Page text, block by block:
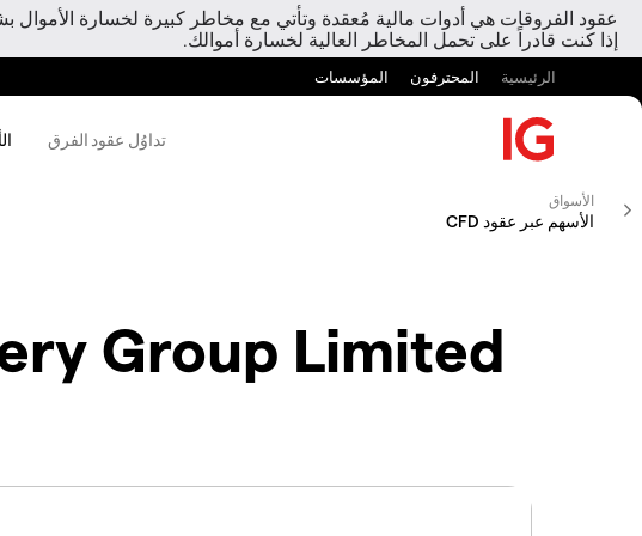
عقود الفروقات هي أدوات مالية مُعقدة وتأتي مع مخاطر كبيرة لخسارة الأموال
إذا كنت قادراً على تحمل المخاطر العالية لخسارة أموالك.
الرئيسية المحترفون المؤسسات
تداوُل عقود الفرق
الأسواق
الأسهم عبر عقود CFD
Group Limited